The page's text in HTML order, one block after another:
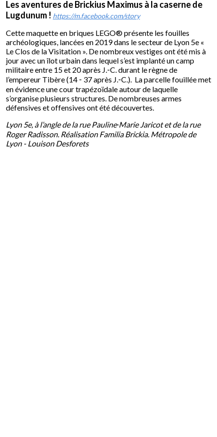
Les aventures de Brickius Maximus à la caserne de
Lugdunum ! https://m.facebook.com/story
Cette maquette en briques LEGO® présente les fouilles
archéologiques, lancées en 2019 dans le secteur de Lyon 5e «
Le Clos de la Visitation ». De nombreux vestiges ont été mis à
jour avec un îlot urbain dans lequel s’est implanté un camp
militaire entre 15 et 20 après J.‑C. durant le règne de
l’empereur Tibère (14 ‑ 37 après J.‑C.). La parcelle fouillée met
en évidence une cour trapézoïdale autour de laquelle
s’organise plusieurs structures. De nombreuses armes
défensives et offensives ont été découvertes.
Lyon 5e, à l’angle de la rue Pauline‑Marie Jaricot et de la rue
Roger Radisson. Réalisation Familia Brickia. Métropole de
Lyon - Louison Desforets